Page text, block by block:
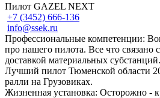
Пилот GAZEL NEXT
+7 (3452) 666-136
info@ssek.ru
Профессиональные компетенции:
про нашего пилота. Все что связано
доставкой материальных
Лучший пилот Тюменской области
ралли на Грузовиках.
Жизненная установка: Осторожно -